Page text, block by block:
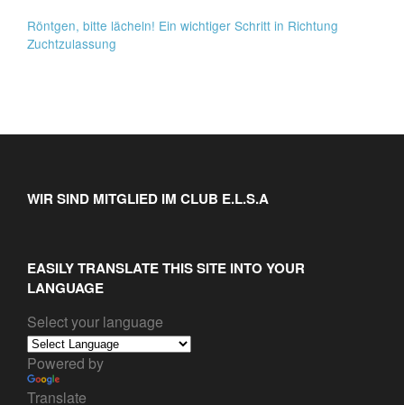
Röntgen, bitte lächeln! Ein wichtiger Schritt in Richtung
Zuchtzulassung
WIR SIND MITGLIED IM CLUB E.L.S.A
EASILY TRANSLATE THIS SITE INTO YOUR
LANGUAGE
Select your language
Powered by
Translate